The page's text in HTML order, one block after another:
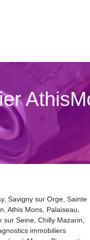
Savigny sur Orge, Sainte
Athis Mons, Palaiseau,
Seine, Chilly Mazarin,
immobiliers